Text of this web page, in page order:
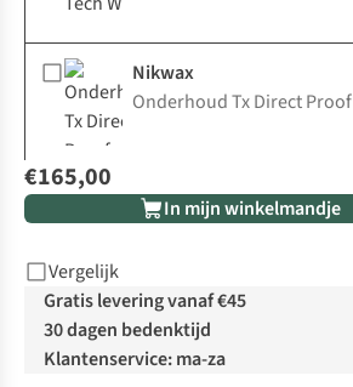
Nikwax
Onderhoud Tx Direct Proof
€165,00
In mijn winkelmandje
Vergelijk
Gratis levering vanaf €45
30 dagen bedenktijd
Klantenservice: ma-za